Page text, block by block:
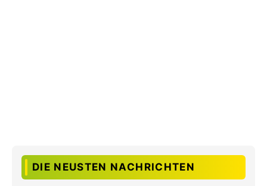
DIE NEUSTEN NACHRICHTEN